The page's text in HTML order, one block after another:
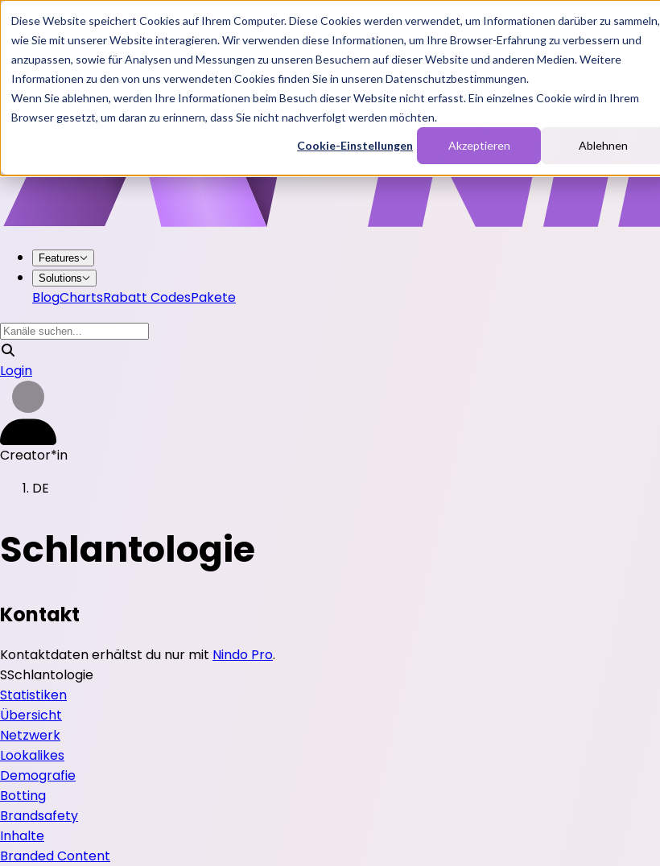
Diese Website speichert Cookies auf Ihrem Computer. Diese Cookies werden verwendet, um Informationen darüber zu sammeln,
wie Sie mit unserer Website interagieren. Wir verwenden diese Informationen, um Ihre Browser-Erfahrung zu verbessern und
anzupassen, sowie für Analysen und Messungen zu unseren Besuchern auf dieser Website und anderen Medien. Weitere
Informationen zu den von uns verwendeten Cookies finden Sie in unseren Datenschutzbestimmungen.
Wenn Sie ablehnen, werden Ihre Informationen beim Besuch dieser Website nicht erfasst. Ein einzelnes Cookie wird in Ihrem
Browser gesetzt, um daran zu erinnern, dass Sie nicht nachverfolgt werden möchten.
Cookie-Einstellungen Akzeptieren Ablehnen
Features
Solutions
BlogChartsRabatt CodesPakete
Login
Creator*in
DE
Schlantologie
Kontakt
Kontaktdaten erhältst du nur mit Nindo Pro.
SSchlantologie
Statistiken
Übersicht
Netzwerk
Lookalikes
Demografie
Botting
Brandsafety
Inhalte
Branded Content